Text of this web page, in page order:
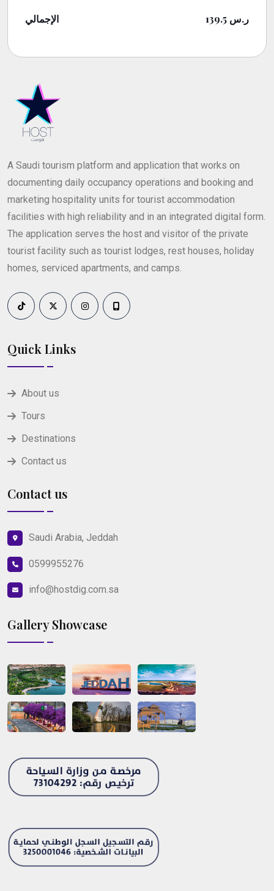
الإجمالي 139.5 ر.س
A Saudi tourism platform and application that works on
documenting daily occupancy operations and booking and
marketing hospitality units for tourist accommodation
facilities with high reliability and in an integrated digital form.
The application serves the host and visitor of the private
tourist facility such as tourist lodges, rest houses, holiday
homes, serviced apartments, and camps.
Quick Links
About us
Tours
Destinations
Contact us
Contact us
Saudi Arabia, Jeddah
0599955276
info@hostdig.com.sa
Gallery Showcase